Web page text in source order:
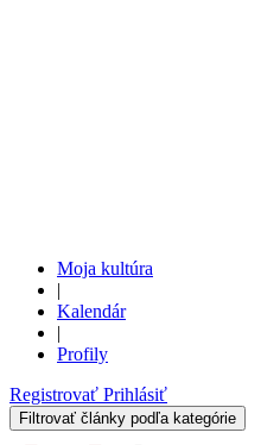
Moja kultúra
|
Kalendár
|
Profily
Registrovať Prihlásiť
Filtrovať články podľa kategórie